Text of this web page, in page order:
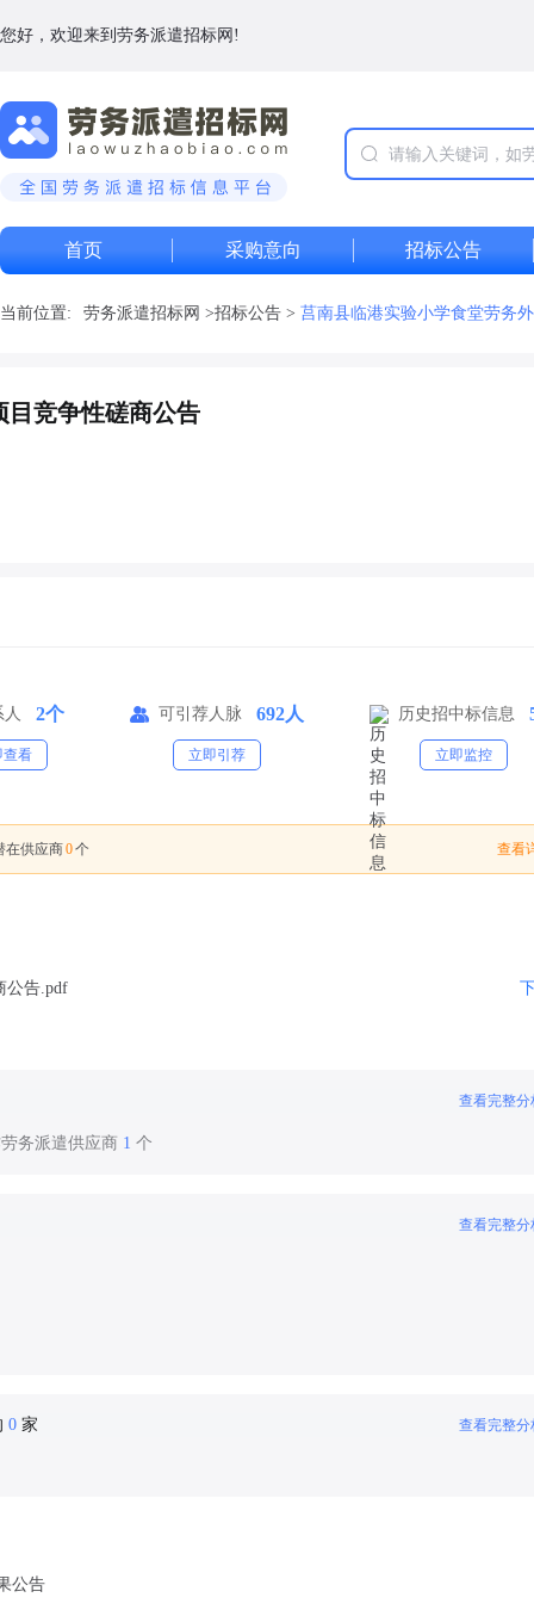
您好，欢迎来到劳务派遣招标网!
首页 采购意向 招标公告
当前位置: 劳务派遣招标网 >招标公告 > 莒南县临港实验小学食堂劳务
目竞争性磋商公告
2个
查看
可引荐人脉 692人
立即引荐
历史招中标信息
立即监控
在供应商0个 查看
公告.pdf
查看完整分
务派遣供应商 1 个
查看完整分
0 家 查看完整分
公告